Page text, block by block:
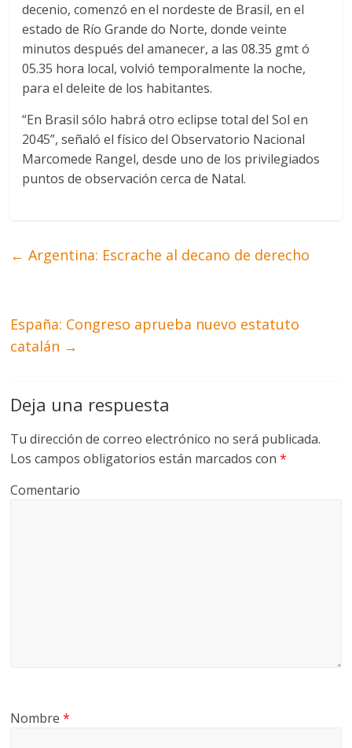
decenio, comenzó en el nordeste de Brasil, en el
estado de Río Grande do Norte, donde veinte
minutos después del amanecer, a las 08.35 gmt ó
05.35 hora local, volvió temporalmente la noche,
para el deleite de los habitantes.
“En Brasil sólo habrá otro eclipse total del Sol en
2045”, señaló el físico del Observatorio Nacional
Marcomede Rangel, desde uno de los privilegiados
puntos de observación cerca de Natal.
← Argentina: Escrache al decano de derecho
España: Congreso aprueba nuevo estatuto
catalán →
Deja una respuesta
Tu dirección de correo electrónico no será publicada.
Los campos obligatorios están marcados con*
Comentario
Nombre*